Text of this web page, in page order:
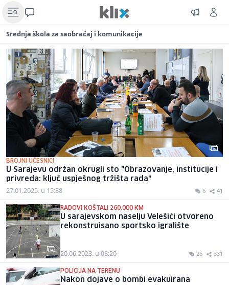
Srednja škola za saobraćaj i komunikacije
BROJNI UČESNICI
U Sarajevu održan okrugli sto "Obrazovanje, institucije i
privreda: ključ uspješnog tržišta rada"
27.01.2025. u 15:38 6 41
RADOVI KOŠTALI 260.000 KM
U sarajevskom naselju Velešići otvoreno
rekonstruisano sportsko igralište
20.06.2023. u 08:20 26 331
POLICIJA NA TERENU
Nakon dojave o bombi evakuirana